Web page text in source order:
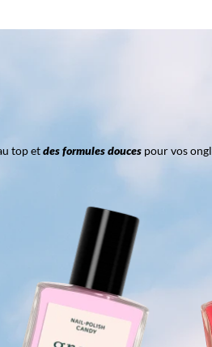
top etdes formules doucespour vos